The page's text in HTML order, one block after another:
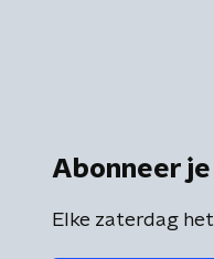
Abonneer
Elke zaterdag